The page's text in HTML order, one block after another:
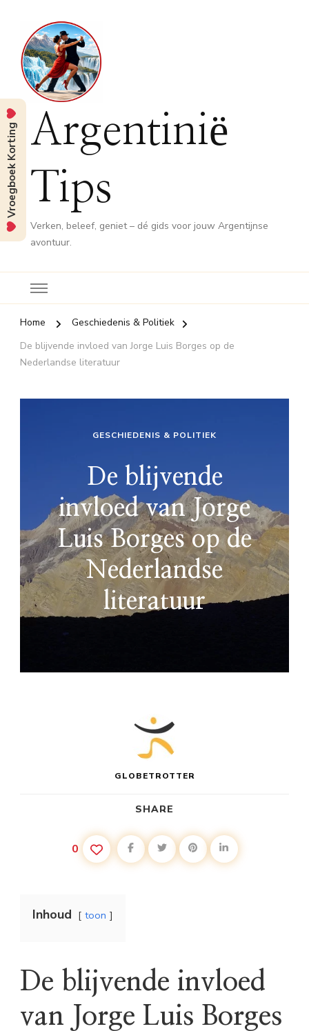
Argentinië
Tips
Verken, beleef, geniet – dé gids voor jouw Argentijnse
avontuur.
Home
Geschiedenis & Politiek
De blijvende invloed van Jorge Luis Borges op de
Nederlandse literatuur
GESCHIEDENIS & POLITIEK
De blijvende
invloed van Jorge
Luis Borges op de
Nederlandse
literatuur
GLOBETROTTER
SHARE
0
Inhoud toon
De blijvende invloed
van Jorge Luis Borges
Vroegboek Korting